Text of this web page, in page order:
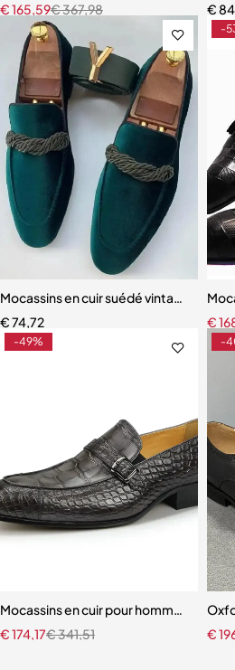
€367,98
€165,59
€
Mocassins en cuir suédé vintage pour
€74,72
-
€
-49%
Mocassins en cuir pour hommes
€341,51
€174,17
-
€